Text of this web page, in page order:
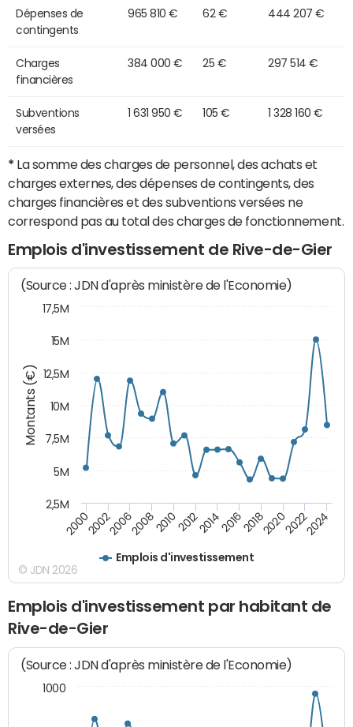
Dépenses de
contingents
965 810 € 62 € 444 207 €
Charges
financières
384 000 € 25 € 297 514 €
Subventions
versées
1 631 950 € 105 € 1 328 160 €
* La somme des charges de personnel, des achats et
charges externes, des dépenses de contingents, des
charges financières et des subventions versées ne
correspond pas au total des charges de fonctionnement.
Emplois d'investissement de Rive-de-Gier
Montants (€)
(Source : JDN d'après ministère de l'Economie)
Emplois d'investissement
200020022006200820102012201420162018202020222024
2,5M
5M
7,5M
10M
12,5M
15M
17,5M
© JDN 2026
Emplois d'investissement par habitant de
Rive-de-Gier
(Source : JDN d'après ministère de l'Economie)
1000